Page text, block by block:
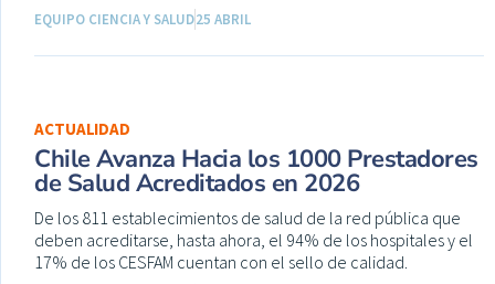
EQUIPO CIENCIA Y SALUD25 ABRIL
ACTUALIDAD
Chile Avanza Hacia los 1000 Prestadores
de Salud Acreditados en 2026
De los 811 establecimientos de salud de la red pública que
deben acreditarse, hasta ahora, el 94% de los hospitales y el
17% de los CESFAM cuentan con el sello de calidad.